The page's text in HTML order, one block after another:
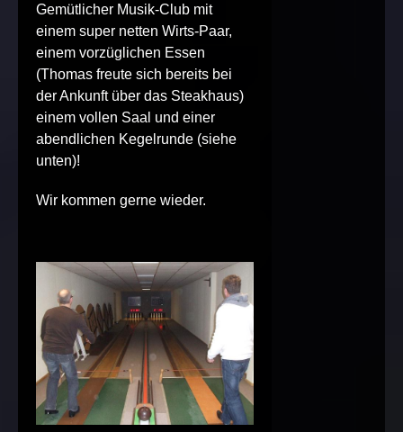
Gemütlicher Musik-Club mit
einem super netten Wirts-Paar,
einem vorzüglichen Essen
(Thomas freute sich bereits bei
der Ankunft über das Steakhaus)
einem vollen Saal und einer
abendlichen Kegelrunde (siehe
unten)!
Wir kommen gerne wieder.